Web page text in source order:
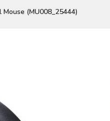
(MU008_25444)